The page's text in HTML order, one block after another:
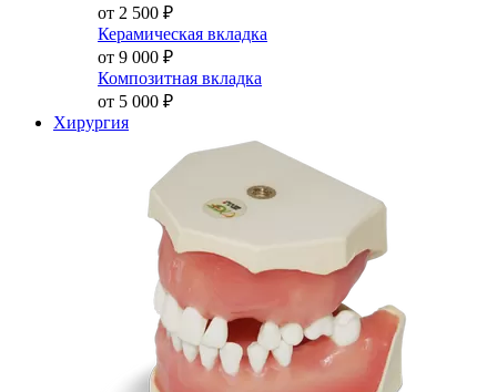
от 2 500 ₽
Керамическая вкладка
от 9 000 ₽
Композитная вкладка
от 5 000 ₽
Хирургия